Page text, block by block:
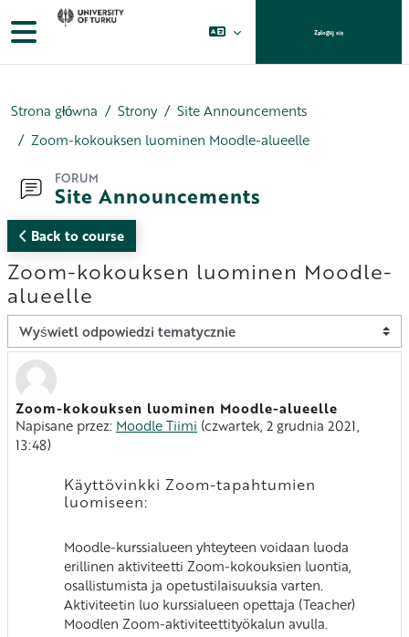
Przejdź do głównej zawartości
Panel boczny Zaloguj się
Strona główna Strony
Site Announcements
Zoom-kokouksen luominen Moodle-alueelle
FORUM
Site Announcements
Back to course
Zoom-kokouksen luominen Moodle-
alueelle
Sposób wyświetlania
Zoom-kokouksen luominen Moodle-alueelle
Napisane przez: Moodle Tiimi (czwartek, 2 grudnia 2021,
13:48)
Liczba odpowiedzi: 0
Käyttövinkki Zoom-tapahtumien
luomiseen:
Moodle-kurssialueen yhteyteen voidaan luoda
erillinen aktiviteetti Zoom-kokouksien luontia,
osallistumista ja opetustilaisuuksia varten.
Aktiviteetin luo kurssialueen opettaja (Teacher)
Moodlen Zoom-aktiviteettityökalun avulla.